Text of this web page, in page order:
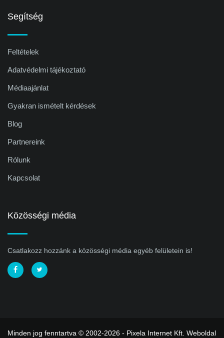
Segítség
Feltételek
Adatvédelmi tájékoztató
Médiaajánlat
Gyakran ismételt kérdések
Blog
Partnereink
Rólunk
Kapcsolat
Közösségi média
Csatlakozz hozzánk a közösségi média egyéb felületein is!
Minden jog fenntartva © 2002-2026 - Pixela Internet Kft. Weboldal